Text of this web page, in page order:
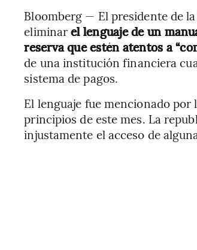
Bloomberg — El presidente de
eliminarel lenguaje de un
reserva que estén atentos a
de una institución financiera
sistema de pagos.
El lenguaje fue mencionado
principios de este mes. La
injustamente el acceso de